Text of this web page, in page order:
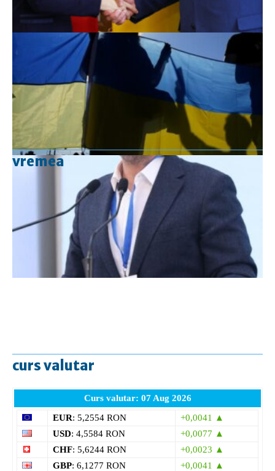
vremea
curs valutar
Curs valutar: 07 Aug 2026
EUR: 5,2554 RON
+0,0041 ▲
USD: 4,5584 RON
+0,0077 ▲
CHF: 5,6244 RON
+0,0023 ▲
GBP: 6,1277 RON
+0,0041 ▲